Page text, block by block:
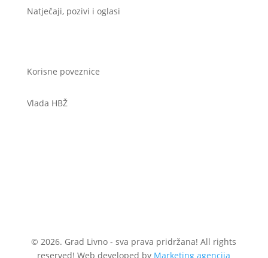
Natječaji, pozivi i oglasi
Korisne poveznice
Vlada HBŽ
© 2026. Grad Livno - sva prava pridržana! All rights
reserved! Web developed by Marketing agencija